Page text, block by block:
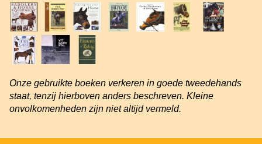
Onze gebruikte boeken verkeren in goede tweedehands
staat, tenzij hierboven anders beschreven. Kleine
onvolkomenheden zijn niet altijd vermeld.